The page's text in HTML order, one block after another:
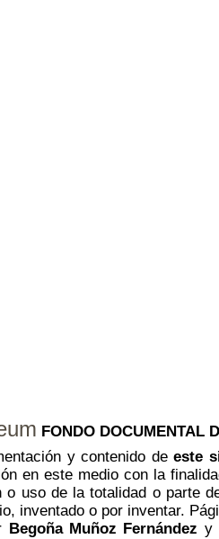
FONDO DOCUMENTAL
y contenido deeste
en este medio con la
o uso de la totalidad o parte
inventado o por inventar.
Begoña Muñoz Fernández y